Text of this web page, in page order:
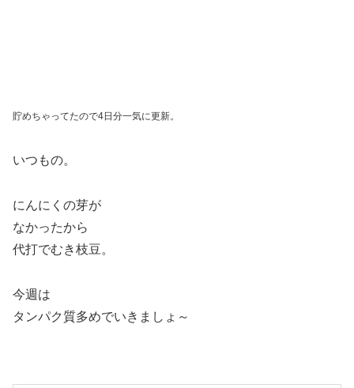
貯めちゃってたので4日分一気に更新。
いつもの。
にんにくの芽が
なかったから
代打でむき枝豆。
今週は
タンパク質多めでいきましょ～